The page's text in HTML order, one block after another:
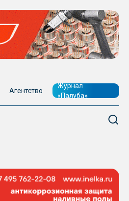
Агентство
Журнал
«Палуба»